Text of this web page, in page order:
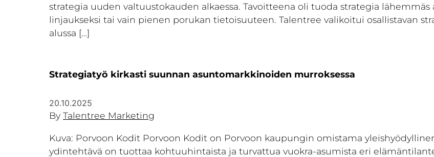
strategia uuden valtuustokauden alkaessa. Tavoitteena oli tuoda strategia lähemmäs
linjaukseksi tai vain pienen porukan tietoisuuteen. Talentree valikoitui osallistavan
alussa […]
Strategiatyö kirkasti suunnan asuntomarkkinoiden murroksessa
20.10.2025
By Talentree Marketing
Kuva: Porvoon Kodit Porvoon Kodit on Porvoon kaupungin omistama
ydintehtävä on tuottaa kohtuuhintaista ja turvattua vuokra-asumista eri